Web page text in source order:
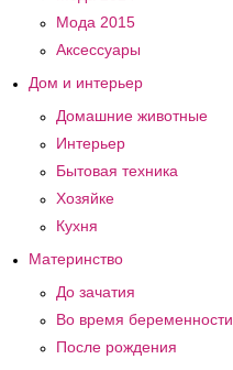
Мода 2015
Аксессуары
Дом и интерьер
Домашние животные
Интерьер
Бытовая техника
Хозяйке
Кухня
Материнство
До зачатия
Во время беременности
После рождения